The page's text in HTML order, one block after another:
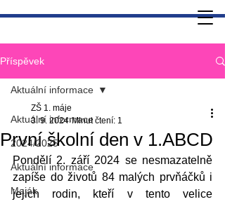
Příspěvek
Aktuální informace
2024/2025
Aktuální informace
Maják
Aktuální informace
První školní den v 1.ABCD
ZŠ 1. máje
3. 9. 2024 Minut čtení: 1
Pondělí 2. září 2024 se nesmazatelně
zapíše do životů 84 malých prvňáčků i
jejich rodin, kteří v tento velice